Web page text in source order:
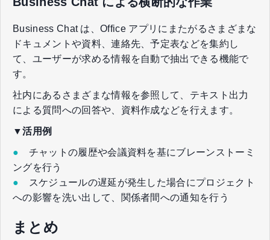
Business Chat は、Office アプリにまたがるさまざまな
ドキュメントや資料、連絡先、予定表などを集約し
て、ユーザーが求める情報を自動で抽出できる機能で
す。
社内にあるさまざまな情報を参照して、テキスト出力
による質問への回答や、資料作成などを行えます。
▼活用例
● チャットの履歴や会議資料を基にブレーンストーミ
ングを行う
● スケジュールの遅延が発生した場合にプロジェクト
への影響を洗い出して、関係者間への通知を行う
まとめ